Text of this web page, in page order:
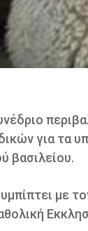
για τα
βασιλείου.
με